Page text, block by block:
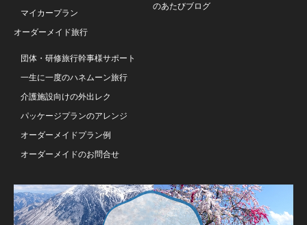
マイカープラン
オーダーメイド旅行
団体・研修旅行幹事様サポート
一生に一度のハネムーン旅行
介護施設向けの外出レク
パッケージプランのアレンジ
オーダーメイドプラン例
オーダーメイドのお問合せ
のあたびブログ